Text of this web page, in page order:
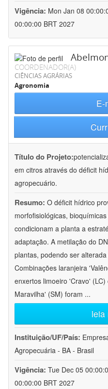
Vigência: Mon Jan 08
00:00:00 BRT 2027
COORDENADOR(A)
CIÊNCIAS AGRÁRIAS
Agronomia
E-
Título do Projeto:
em citros através do déficit
agropecuário.
Resumo: O déficit hídrico
morfofisiológicas,
condicionam a planta a
adaptação. A metilação do
plantas, podendo ser
Combinações laranjeira
enxertos limoeiro 'Cravo'
Maravilha' (SM) foram ...
leia
Instituição/UF/País:
Agropecuária - BA - Brasil
Vigência: Tue Dec 05
00:00:00 BRT 2027